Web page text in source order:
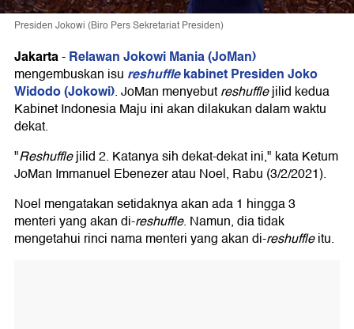
Presiden Jokowi (Biro Pers Sekretariat Presiden)
Jakarta-Relawan Jokowi Mania (JoMan)
mengembuskan isu reshufflekabinetPresiden Joko
Widodo (Jokowi). JoMan menyebutreshufflejilid kedua
Kabinet Indonesia Maju ini akan dilakukan dalam waktu
dekat.
"Reshufflejilid 2. Katanya sih dekat-dekat ini," kata Ketum
JoMan Immanuel Ebenezer atau Noel, Rabu (3/2/2021).
Noel mengatakan setidaknya akan ada 1 hingga 3
menteri yang akan di-reshuffle. Namun, dia tidak
mengetahui rinci nama menteri yang akan di-reshuffleitu.